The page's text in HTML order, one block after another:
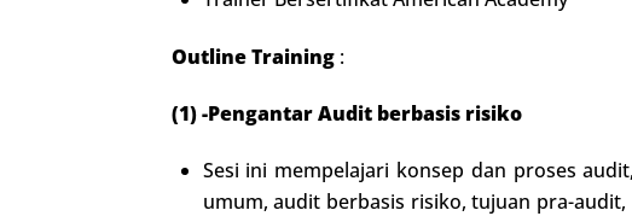
Outline Training :
(1) -Pengantar Audit berbasis risiko
Sesi ini mempelajari konsep dan proses
umum, audit berbasis risiko, tujuan pra-